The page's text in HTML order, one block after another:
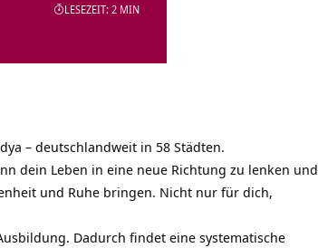
LESEZEIT: 2 MIN
– deutschlandweit in 58 Städten.
dein Leben in eine neue Richtung zu lenken und
und Ruhe bringen. Nicht nur für dich,
Dadurch findet eine systematische